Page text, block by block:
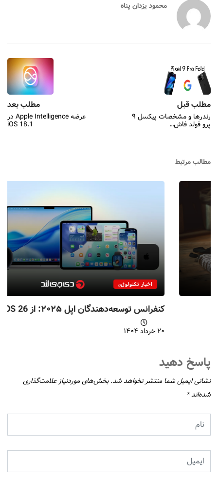
محمود یزدان پناه
مطلب قبل
رندرها و مشخصات پیکسل ۹
پرو فولد فاش…
مطلب بعد
عرضه Apple Intelligence در
iOS 18.1
مطالب مرتبط
کنفرانس توسعه‌دهندگان اپل ۲۰۲۵: از iOS 26...
پاسخ دهید
نشانی ایمیل شما منتشر نخواهد شد. بخش‌های موردنیاز علامت‌گذاری
شده‌اند*